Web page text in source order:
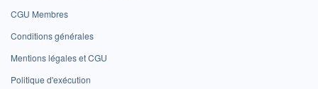
CGU Membres
Conditions générales
Mentions légales et CGU
Politique d'exécution